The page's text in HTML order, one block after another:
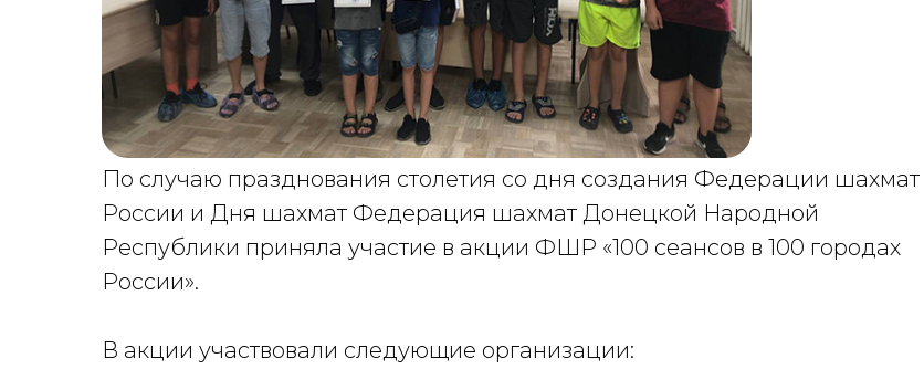
По случаю празднования столетия со дня создания Федерации шахмат
России и Дня шахмат Федерация шахмат Донецкой Народной
Республики приняла участие в акции ФШР «100 сеансов в 100 городах
России».
В акции участвовали следующие организации: